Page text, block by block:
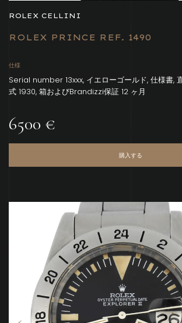
ROLEX CELLINI
ROLEX PRINCE REF. 1490
仕様
Serial number 13xxx, イエローゴールド, 仕様書,
式 1930, 箱およびBrandizzi保証 12 ヶ月
6500 €
購入する